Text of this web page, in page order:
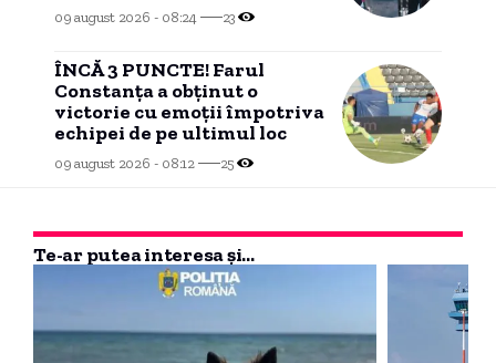
09 august 2026 - 08:24 23
ÎNCĂ 3 PUNCTE! Farul
Constanța a obținut o
victorie cu emoții împotriva
echipei de pe ultimul loc
09 august 2026 - 08:12 25
Te-ar putea interesa și...